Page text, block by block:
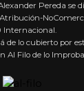
Pereda se
Internacional.
de lo cubierto por
Al Filo de lo